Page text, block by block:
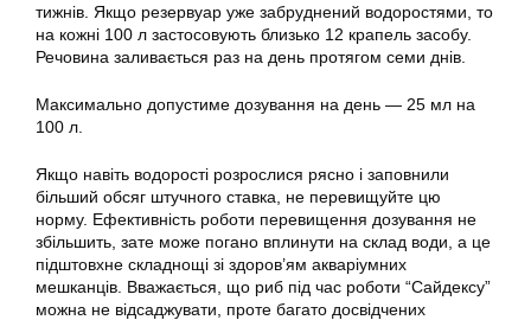
тижнів. Якщо резервуар уже забруднений водоростями, то
на кожні 100 л застосовують близько 12 крапель засобу.
Речовина заливається раз на день протягом семи днів.
Максимально допустиме дозування на день — 25 мл на
100 л.
Якщо навіть водорості розрослися рясно і заповнили
більший обсяг штучного ставка, не перевищуйте цю
норму. Ефективність роботи перевищення дозування не
збільшить, зате може погано вплинути на склад води, а це
підштовхне складнощі зі здоров’ям акваріумних
мешканців. Вважається, що риб під час роботи “Сайдексу”
можна не відсаджувати, проте багато досвідчених